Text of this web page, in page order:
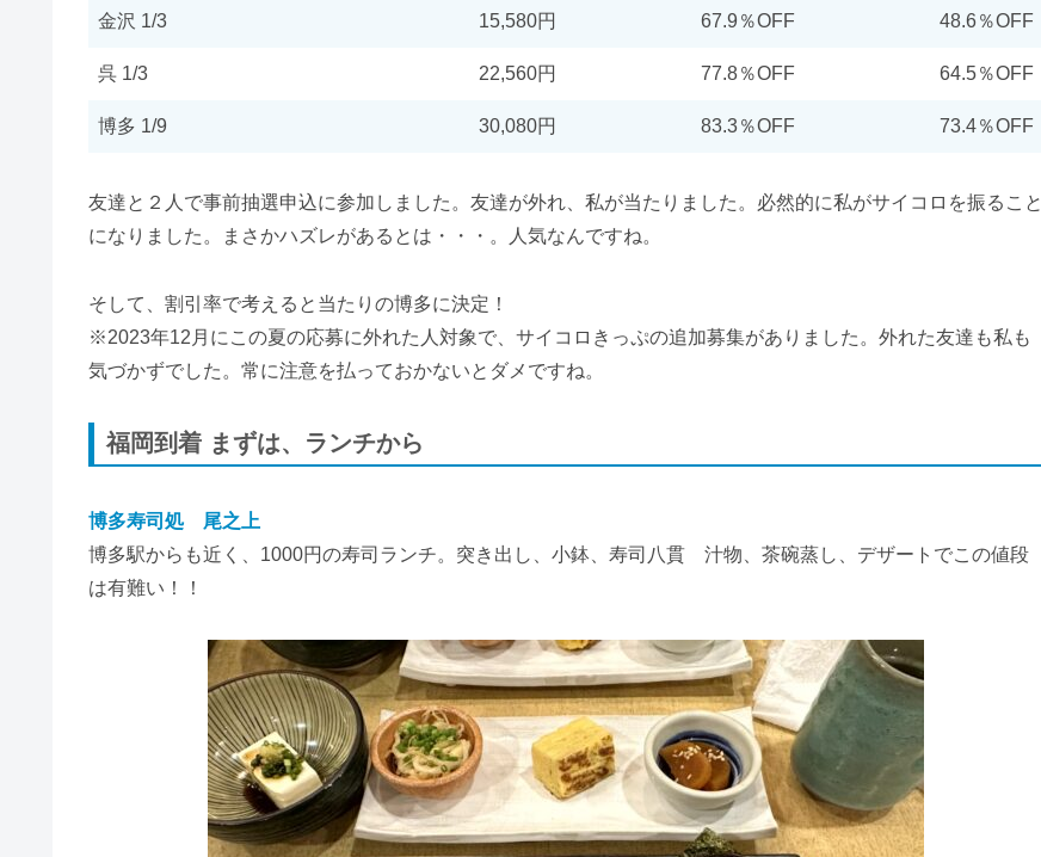
金沢 1/3 15,580円 67.9％OFF 48.6％OFF
呉 1/3 22,560円 77.8％OFF 64.5％OFF
博多 1/9 30,080円 83.3％OFF 73.4％OFF
友達と２人で事前抽選申込に参加しました。友達が外れ、私が当たりました。必然的に私がサイコロを振ること
になりました。まさかハズレがあるとは・・・。人気なんですね。
そして、割引率で考えると当たりの博多に決定！
※2023年12月にこの夏の応募に外れた人対象で、サイコロきっぷの追加募集がありました。外れた友達も私も
気づかずでした。常に注意を払っておかないとダメですね。
福岡到着 まずは、ランチから
博多寿司処 尾之上
博多駅からも近く、1000円の寿司ランチ。突き出し、小鉢、寿司八貫 汁物、茶碗蒸し、デザートでこの値段
は有難い！！